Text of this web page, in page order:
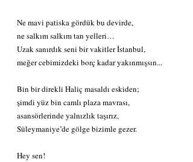
Ne mavi patiska gördük bu devirde,
ne salkım salkım tan yelleri…
Uzak sanırdık seni bir vakitler İstanbul,
meğer cebimizdeki borç kadar yakınmışsın...
Bin bir direkli Haliç masaldı eskiden;
şimdi yüz bin camlı plaza mavrası,
asansörlerinde yalnızlık taşırız,
Süleymaniye’de gölge bizimle gezer.
Hey sen!